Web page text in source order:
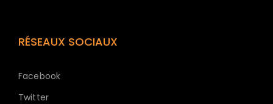
RÉSEAUX SOCIAUX
Facebook
Twitter